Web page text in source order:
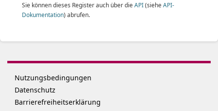
Sie können dieses Register auch über die API(siehe API-
Dokumentation) abrufen.
Nutzungsbedingungen
Datenschutz
Barrierefreiheitserklärung